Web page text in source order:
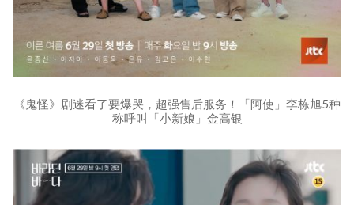
《鬼怪》剧迷看了要爆哭，超强售后服务！「阿使」李栋旭5种
称呼叫「小新娘」金高银